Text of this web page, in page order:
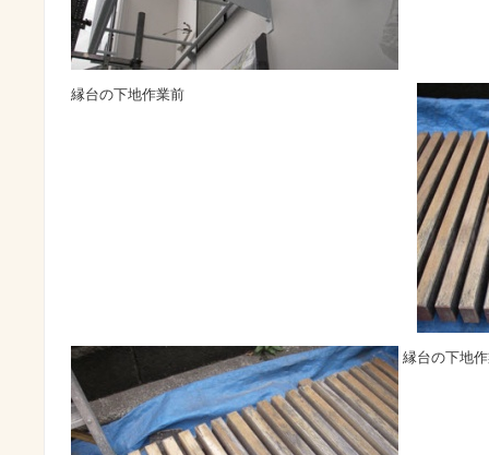
縁台の下地作業前
縁台の下地